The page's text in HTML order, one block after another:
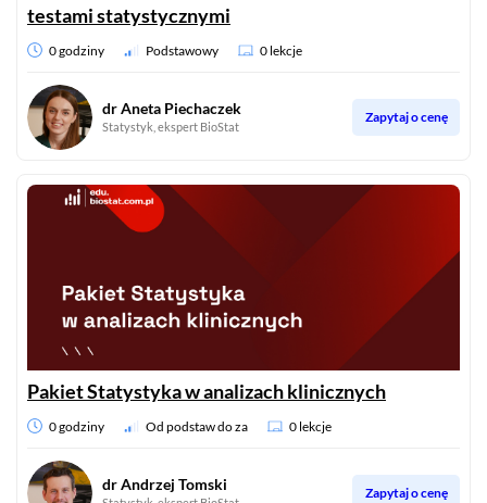
testami statystycznymi
0 godziny Podstawowy 0 lekcje
dr Aneta Piechaczek
Statystyk, ekspert BioStat
Zapytaj o cenę
Pakiet Statystyka w analizach klinicznych
0 godziny Od podstaw do za 0 lekcje
dr Andrzej Tomski Zapytaj o cenę